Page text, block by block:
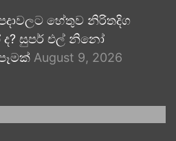
හේතුව නිරිතදිග
සුපර් එල් නිනෝ
August 9, 2026